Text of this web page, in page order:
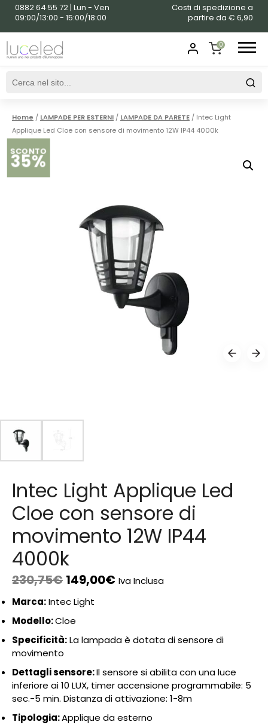
0882 64 55 72 | Lun - Ven
09:00/13:00 - 15:00/18:00
Costi di spedizione a
partire da € 6,90
0
SHOPPING
Home / LAMPADE PER ESTERNI / LAMPADE DA PARETE / Intec Light
Applique Led Cloe con sensore di movimento 12W IP44 4000k
SCONTO
35%
Intec Light Applique Led
Cloe con sensore di
movimento 12W IP44
4000k
230,75€ 149,00€ Iva Inclusa
Marca:Intec Light
Modello:Cloe
Specificità:La lampada è dotata di sensore di
movimento
Dettagli sensore:Il sensore si abilita con una luce
inferiore ai 10 LUX, timer accensione programmabile: 5
sec.-5 min. Distanza di attivazione: 1-8m
Tipologia:Applique da esterno